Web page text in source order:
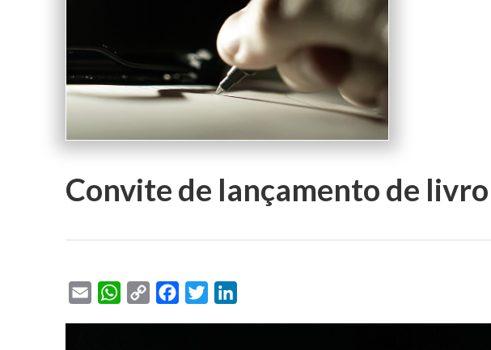
Convite de lançamento de livro
Email WhatsApp
Copy
Facebook
Twitter